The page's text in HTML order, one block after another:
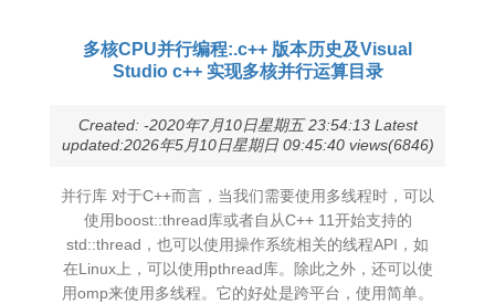
多核CPU并行编程:.c++ 版本历史及Visual
Studio c++ 实现多核并行运算目录
Created: -2020年7月10日星期五 23:54:13 Latest
updated:2026年5月10日星期日 09:45:40 views(6846)
并行库 对于C++而言，当我们需要使用多线程时，可以
使用boost::thread库或者自从C++ 11开始支持的
std::thread，也可以使用操作系统相关的线程API，如
在Linux上，可以使用pthread库。除此之外，还可以使
用omp来使用多线程。它的好处是跨平台，使用简单。